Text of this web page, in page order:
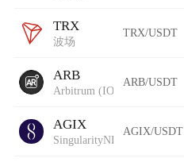
TRX
波场
TRX/USDT
ARB
Arbitrum (IOU)
ARB/USDT
AGIX
SingularityNET
AGIX/USDT